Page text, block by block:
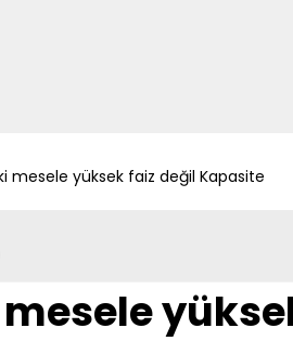
mesele yüksek faiz değil Kapasite